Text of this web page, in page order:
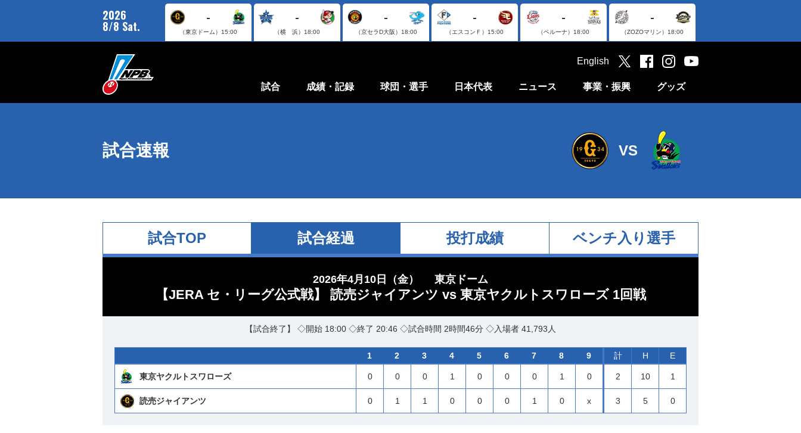
2026
8/8 Sat.
-
（東京ドーム） 15:00
-
（横 浜） 18:00
-
（京セラD大阪） 18:00
-
（エスコンＦ） 15:00
-
（ベルーナ） 18:00
-
（ZOZOマリン） 18:00
試合 成績・記録 球団・選手 日本代表 ニュース 事業・振興 グッズ
English
試合速報 VS
試合TOP 試合経過 投打成績 ベンチ入り選手
2026年4月10日（金） 東京ドーム
【JERA セ・リーグ公式戦】 読売ジャイアンツ vs 東京ヤクルトスワローズ 1回戦
【試合終了】 ◇開始 18:00 ◇終了 20:46 ◇試合時間 2時間46分 ◇入場者 41,793人
1 2 3 4 5 6 7 8 9 計 H E
東京ヤクルトスワローズ 0 0 0 1 0 0 0 1 0 2 10 1
読売ジャイアンツ 0 1 1 0 0 0 1 0 x 3 5 0